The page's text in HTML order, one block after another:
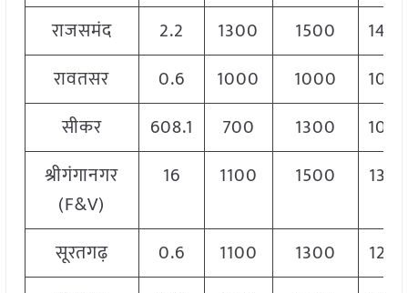
राजसमंद 2.2 1300 1500
रावतसर
0.6 1000 1000
सीकर
608.1 700 1300
श्रीगंगानगर
(F&V)
16 1100 1500
सूरतगढ़ 0.6 1100 1300